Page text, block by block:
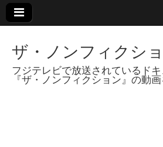
ザ・ノンフィクシ
フジテレビで放送されているド
『ザ・ノンフィクション』の動